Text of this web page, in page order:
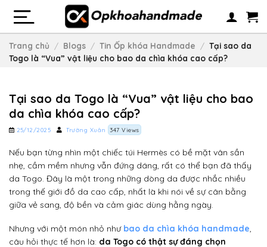
content
Trang chủ / Blogs / Tin Ốp khóa Handmade / Tại sao da
Togo là “Vua” vật liệu cho bao da chìa khóa cao cấp?
Tại sao da Togo là “Vua” vật liệu cho bao
da chìa khóa cao cấp?
25/12/2025 Trường Xuân 347 Views
Nếu bạn từng nhìn một chiếc túi Hermès có bề mặt vân sần
nhẹ, cầm mềm nhưng vẫn đứng dáng, rất có thể bạn đã thấy
da Togo. Đây là một trong những dòng da được nhắc nhiều
trong thế giới đồ da cao cấp, nhất là khi nói về sự cân bằng
giữa vẻ sang, độ bền và cảm giác dùng hằng ngày.
Nhưng với một món nhỏ như bao da chìa khóa handmade,
câu hỏi thực tế hơn là: da Togo có thật sự đáng chọn